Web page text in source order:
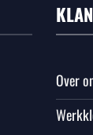
Over